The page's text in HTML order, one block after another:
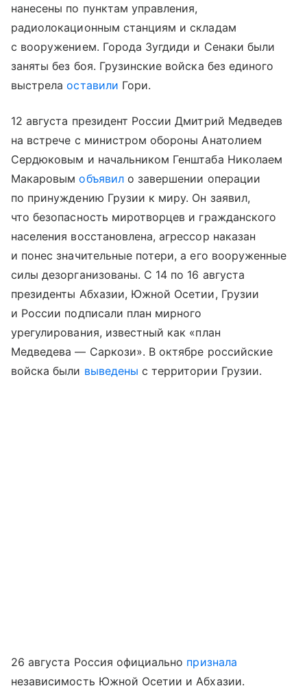
нанесены по пунктам управления,
радиолокационным станциям и складам
с вооружением. Города Зугдиди и Сенаки были
заняты без боя. Грузинские войска без единого
выстрелаоставили Гори.
12 августа президент России Дмитрий Медведев
на встрече с министром обороны Анатолием
Сердюковым и начальником Генштаба Николаем
Макаровымобъявило завершении операции
по принуждению Грузии к миру. Он заявил,
что безопасность миротворцев и гражданского
населения восстановлена, агрессор наказан
и понес значительные потери, а его вооруженные
силы дезорганизованы. С 14 по 16 августа
президенты Абхазии, Южной Осетии, Грузии
и России подписали план мирного
урегулирования, известный как «план
Медведева — Саркози». В октябре российские
войска были выведены с территории Грузии.
26 августа Россия официально признала
независимость Южной Осетии и Абхазии.